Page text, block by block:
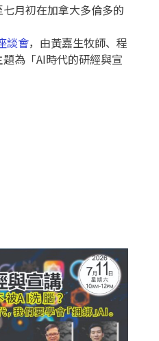
月初在加拿大多倫多的
談會，由黃嘉生牧師、程
為「AI時代的研經與宣